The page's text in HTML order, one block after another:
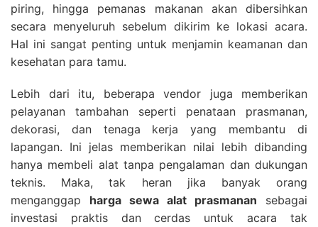
piring, hingga pemanas makanan akan dibersihkan
secara menyeluruh sebelum dikirim ke lokasi acara.
Hal ini sangat penting untuk menjamin keamanan dan
kesehatan para tamu.
Lebih dari itu, beberapa vendor juga memberikan
pelayanan tambahan seperti penataan prasmanan,
dekorasi, dan tenaga kerja yang membantu di
lapangan. Ini jelas memberikan nilai lebih dibanding
hanya membeli alat tanpa pengalaman dan dukungan
teknis. Maka, tak heran jika banyak orang
menganggap harga sewa alat prasmanan sebagai
investasi praktis dan cerdas untuk acara tak